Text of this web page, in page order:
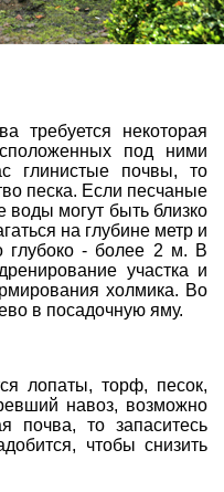
требуется некоторая
под ними
глинистые почвы, то
песка. Если песчаные
воды могут быть близко
на глубине метр и
глубоко - более 2 м. В
участка и
холмика. Во
в посадочную яму.
лопаты, торф, песок,
навоз, возможно
почва, то запаситесь
чтобы снизить